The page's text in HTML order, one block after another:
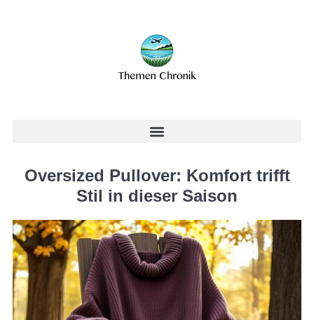
Oversized Pullover: Komfort trifft
Stil in dieser Saison